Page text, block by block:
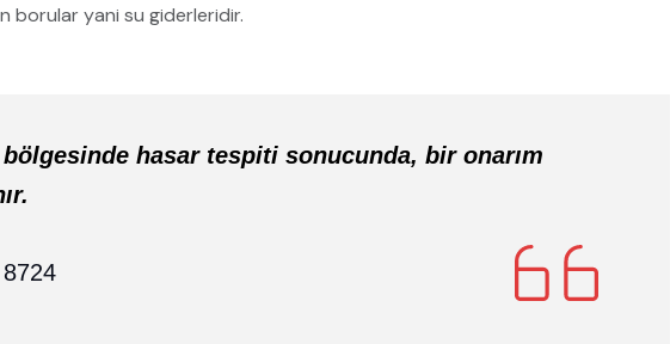
borular yani su giderleridir.
hasar tespiti sonucunda, bir onarım